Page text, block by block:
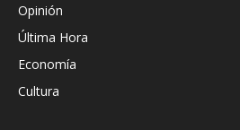
Opinión
Última Hora
Economía
Cultura